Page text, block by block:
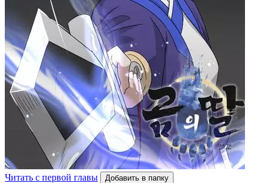
Читать с первой главы Добавить в папку